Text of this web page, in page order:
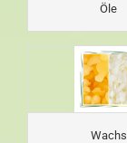
Öle
Wachs